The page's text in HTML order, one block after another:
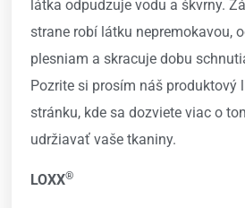
látka odpudzuje vodu a škvrny.
strane robí látku nepremokavou,
plesniam a skracuje dobu
Pozrite si prosím náš produktový
stránku, kde sa dozviete viac o
udržiavať vaše tkaniny.
LOXX®